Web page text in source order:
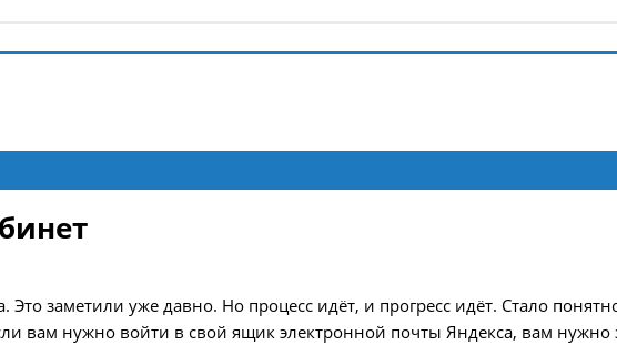
заметили уже давно. Но процесс идёт, и прогресс идёт. Стало
вам нужно войти в свой ящик электронной почты Яндекса, вам нужно